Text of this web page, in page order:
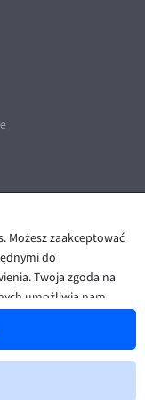
Możesz zaakceptować
do
Twoja zgoda na
umożliwia nam
Ci
znajdziesz w naszej
|
dostępności